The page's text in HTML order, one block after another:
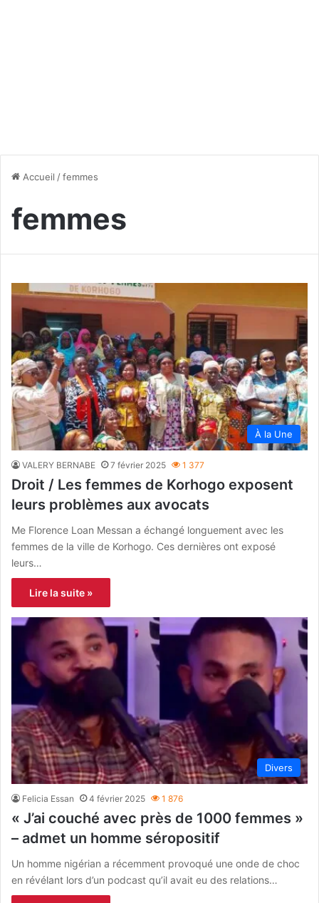
Accueil /femmes
femmes
À la Une
VALERY BERNABE 7 février 2025 1 377
Droit / Les femmes de Korhogo exposent
leurs problèmes aux avocats
Me Florence Loan Messan a échangé longuement avec les
femmes de la ville de Korhogo. Ces dernières ont exposé
leurs…
Lire la suite »
Divers
Felicia Essan 4 février 2025 1 876
« J’ai couché avec près de 1000 femmes »
– admet un homme séropositif
Un homme nigérian a récemment provoqué une onde de choc
en révélant lors d’un podcast qu’il avait eu des relations…